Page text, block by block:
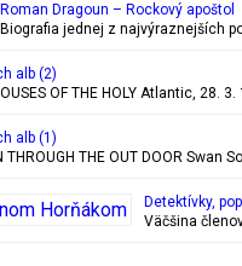
Roman Dragoun – Rockový apoštol
Biografia jednej z najvýraznejších
alb (2)
OF THE HOLY Atlantic, 28.
alb (1)
THROUGH THE OUT DOOR
Detektívky,
Väčšina